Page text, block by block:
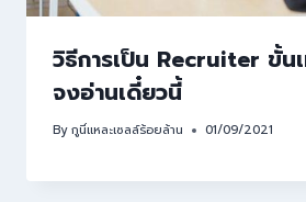
วิธีการเป็น Recruiter ขั้น
จงอ่านเดี๋ยวนี้
Byกูนี่แหละเซลล์ร้อยล้าน 01/09/2021